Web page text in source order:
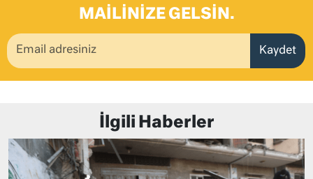
MAILINIZE GELSIN.
Kaydet
İlgili Haberler